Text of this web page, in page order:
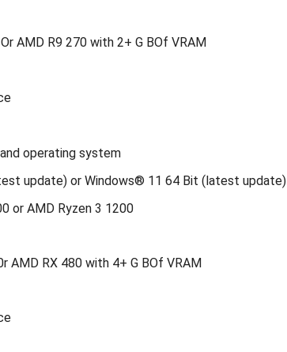
AMD R9 270 with 2+ G BOf VRAM
operating system
update) or Windows® 11 64 Bit (latest update)
or AMD Ryzen 3 1200
AMD RX 480 with 4+ G BOf VRAM